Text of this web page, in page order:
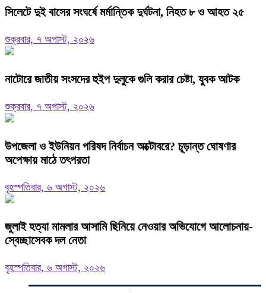
সিলেটে দুই বাসের সংঘর্ষে মর্মান্তিক দুর্ঘটনা, নিহত ৮ ও আহত ২৫
শুক্রবার, ৭ অগাস্ট, ২০২৬
নাটোরে জাতীয় সংসদের হুইপ দুলুকে গুলি করার চেষ্টা, যুবক আটক
শুক্রবার, ৭ অগাস্ট, ২০২৬
উপজেলা ও ইউনিয়ন পরিষদ নির্বাচন অক্টোবরে? চূড়ান্ত ঘোষণার
অপেক্ষায় মাঠে তৎপরতা
বৃহস্পতিবার, ৬ অগাস্ট, ২০২৬
জুলাই হত্যা মামলার আসামি ছিনিয়ে নেওয়ার অভিযোগে আলোচনায়-
স্বেচ্ছাসেবক দল নেতা
বৃহস্পতিবার, ৬ অগাস্ট, ২০২৬